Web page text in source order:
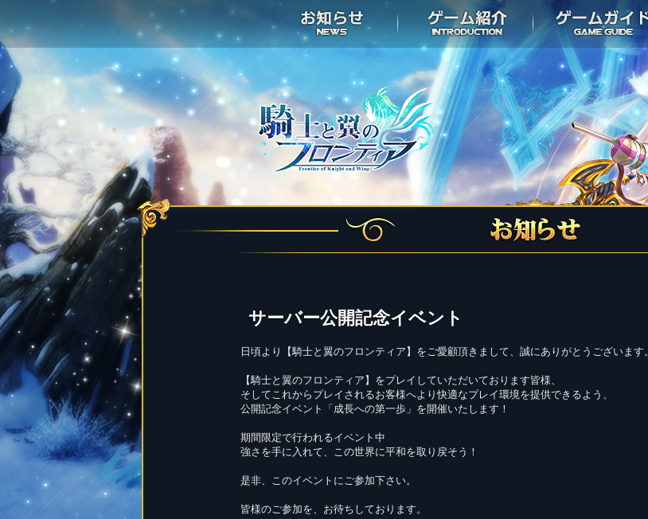
サーバー公開記念イベント
日頃より【騎士と翼のフロンティア】をご愛顧頂きまして、誠にありがとうございます。
【騎士と翼のフロンティア】をプレイしていただいております皆様、
そしてこれからプレイされるお客様へより快適なプレイ環境を提供できるよう、
公開記念イベント「成長への第一歩」を開催いたします！
期間限定で行われるイベント中
強さを手に入れて、この世界に平和を取り戻そう！
是非、このイベントにご参加下さい。
皆様のご参加を、お待ちしております。